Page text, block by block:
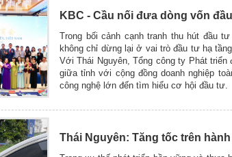
KBC - Cầu nối đưa dòng vốn
Trong bối cảnh cạnh tranh thu hút đầu
không chỉ dừng lại ở vai trò đầu tư hạ
Với Thái Nguyên, Tổng công ty Phát
giữa tỉnh với cộng đồng doanh nghiệp
công nghệ lớn đến tìm hiểu cơ hội đầu tư.
Thái Nguyên: Tăng tốc trên